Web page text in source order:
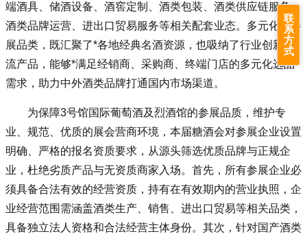
端酒具、储酒设备、酒窖定制、酒类包装、酒类供应链服务、
酒类品牌运营、进出口贸易服务等相关配套业态。多元化的参
展品类，既汇聚了*各地经典名酒资源，也吸纳了行业创新潮
流产品，能够*满足经销商、采购商、终端门店的多元化选品
需求，助力中外酒类品牌打通国内市场渠道。
为保障3号馆国际葡萄酒及烈酒馆的参展品质，维护专
业、规范、优质的展会营商环境，本届糖酒会对参展企业设置
明确、严格的报名资质要求，从源头筛选优质品牌与正规企
业，杜绝劣质产品与无资质商家入场。首先，所有参展企业必
须具备合法有效的经营资质，持有在有效期内的营业执照，企
业经营范围需涵盖酒类生产、销售、进出口贸易等相关品类，
具备独立法人资格和合法经营主体身份。其次，针对国产酒类
联
系
方
式